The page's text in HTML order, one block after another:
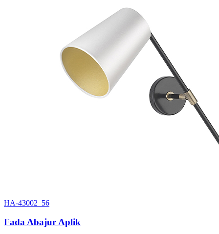
HA-43002_56
Fada Abajur Aplik